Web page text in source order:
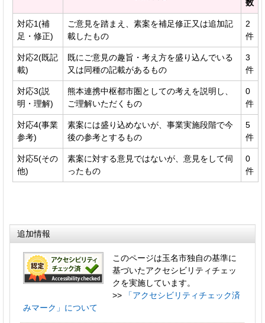
数
対応1(補
足・修正)
ご意見を踏まえ、素案を補足修正又は追加記
載したもの
2
件
対応2(既記
載)
既にご意見の趣旨・考え方を盛り込んでいる
又は同種の記載があるもの
3
件
対応3(説
明・理解)
熊本連携中枢都市圏としての考えを説明し、
ご理解いただくもの
0
件
対応4(事業
参考)
素案には盛り込めないが、事業実施段階で今
後の参考とするもの
5
件
対応5(その
他)
素案に対する意見ではないが、意見をして伺
ったもの
0
件
追加情報
このページは玉名市独自の基準に
基づいたアクセシビリティチェッ
クを実施しています。
>>
「アクセシビリティチェック済
みマーク」について